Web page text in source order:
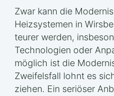
Zwar kann die
Heizsystemen in
teurer werden,
Technologien oder
möglich ist die
Zweifelsfall lohnt es
ziehen. Ein seriöser